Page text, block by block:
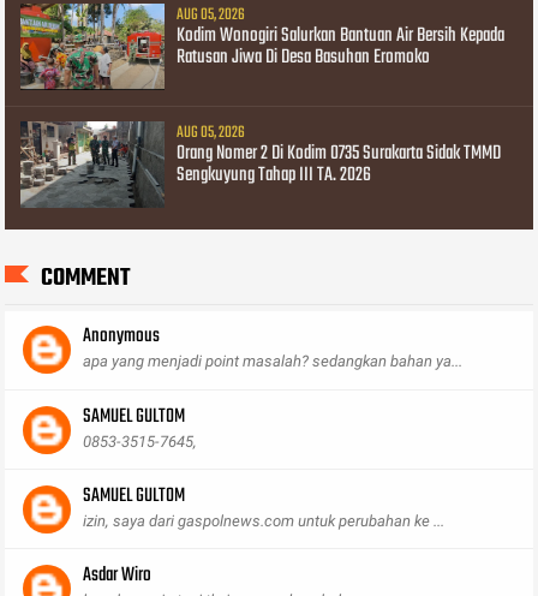
AUG 05, 2026
Kodim Wonogiri Salurkan Bantuan Air Bersih Kepada
Ratusan Jiwa Di Desa Basuhan Eromoko
AUG 05, 2026
Orang Nomer 2 Di Kodim 0735 Surakarta Sidak TMMD
Sengkuyung Tahap III TA. 2026
COMMENT
Anonymous
apa yang menjadi point masalah? sedangkan bahan ya...
SAMUEL GULTOM
0853-3515-7645,
SAMUEL GULTOM
izin, saya dari gaspolnews.com untuk perubahan ke ...
Asdar Wiro